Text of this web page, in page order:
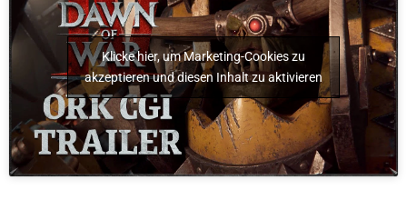
Klicke hier, um Marketing-Cookies zu
akzeptieren und diesen Inhalt zu aktivieren